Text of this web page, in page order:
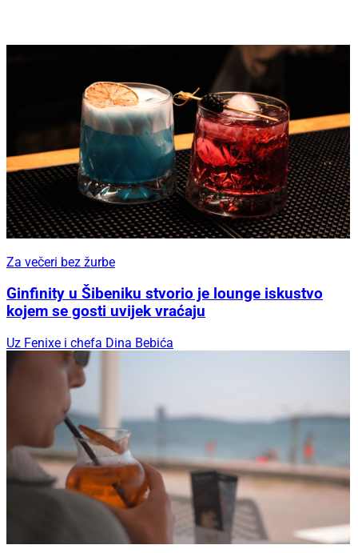
Za večeri bez žurbe
Ginfinity u Šibeniku stvorio je lounge iskustvo
kojem se gosti uvijek vraćaju
Uz Fenixe i chefa Dina Bebića